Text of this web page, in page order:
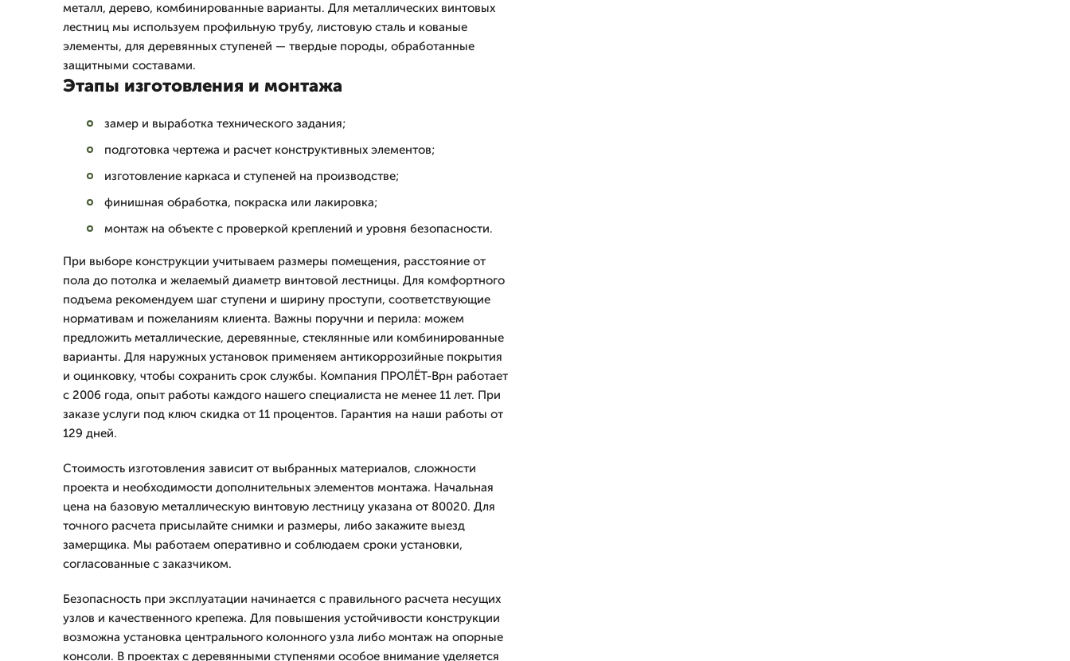
металл, дерево, комбинированные варианты. Для металлических винтовых
лестниц мы используем профильную трубу, листовую сталь и кованые
элементы, для деревянных ступеней — твердые породы, обработанные
защитными составами.
Этапы изготовления и монтажа
замер и выработка технического задания;
подготовка чертежа и расчет конструктивных элементов;
изготовление каркаса и ступеней на производстве;
финишная обработка, покраска или лакировка;
монтаж на объекте с проверкой креплений и уровня безопасности.
При выборе конструкции учитываем размеры помещения, расстояние от
пола до потолка и желаемый диаметр винтовой лестницы. Для комфортного
подъема рекомендуем шаг ступени и ширину проступи, соответствующие
нормативам и пожеланиям клиента. Важны поручни и перила: можем
предложить металлические, деревянные, стеклянные или комбинированные
варианты. Для наружных установок применяем антикоррозийные покрытия
и оцинковку, чтобы сохранить срок службы. Компания ПРОЛЁТ-Врн работает
с 2006 года, опыт работы каждого нашего специалиста не менее 11 лет. При
заказе услуги под ключ скидка от 11 процентов. Гарантия на наши работы от
129 дней.
Стоимость изготовления зависит от выбранных материалов, сложности
проекта и необходимости дополнительных элементов монтажа. Начальная
цена на базовую металлическую винтовую лестницу указана от 80020. Для
точного расчета присылайте снимки и размеры, либо закажите выезд
замерщика. Мы работаем оперативно и соблюдаем сроки установки,
согласованные с заказчиком.
Безопасность при эксплуатации начинается с правильного расчета несущих
узлов и качественного крепежа. Для повышения устойчивости конструкции
возможна установка центрального колонного узла либо монтаж на опорные
консоли. В проектах с деревянными ступенями особое внимание уделяется